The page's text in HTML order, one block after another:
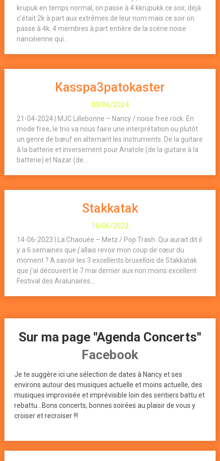
krupuk en temps normal, on passe à 4 kkrupukk ce soir, déjà
c’était 2k à part aux extrêmes de leur nom mais ce soir on
passe à 4k. 4 membres à part entière de la scène noise
nancéienne qui...
Kasspa3patokaster
03/06/2024
21-04-2024 | MJC Lillebonne – Nancy / noise free rock. En
mode free, le trio va nous faire une interprétation ou plutôt
un genre de bœuf en alternant les instruments. De la guitare
à la batterie et inversement pour Anatole (de la guitare à la
batterie) et Nazar (de...
Stakkatak
16/06/2023
14-06-2023 | La Chaouée – Metz / Pop Trash. Qui aurait dit il
y a 6 semaines que j’allais revoir mon coup de cœur du
moment ? A savoir les 3 excellents bruxellois de Stakkatak
que j’ai découvert le 7 mai dernier aux non moins excellent
Festival des Aralunaires...
Sur ma page "Agenda Concerts"
Facebook
Je te suggère ici une sélection de dates à Nancy et ses
environs autour des musiques actuelle et moins actuelle, des
musiques improvisée et imprévisible loin des sentiers battu et
rebattu...Bons concerts, bonnes soirées au plaisir de vous y
croiser et recroiser !!!